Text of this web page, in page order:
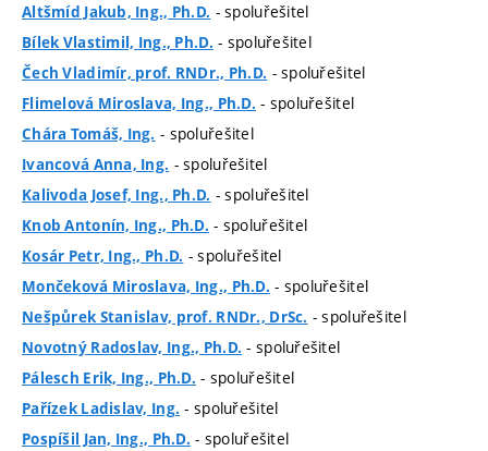
Altšmíd Jakub, Ing., Ph.D. - spoluřešitel
Bílek Vlastimil, Ing., Ph.D. - spoluřešitel
Čech Vladimír, prof. RNDr., Ph.D. - spoluřešitel
Flimelová Miroslava, Ing., Ph.D. - spoluřešitel
Chára Tomáš, Ing. - spoluřešitel
Ivancová Anna, Ing. - spoluřešitel
Kalivoda Josef, Ing., Ph.D. - spoluřešitel
Knob Antonín, Ing., Ph.D. - spoluřešitel
Kosár Petr, Ing., Ph.D. - spoluřešitel
Mončeková Miroslava, Ing., Ph.D. - spoluřešitel
Nešpůrek Stanislav, prof. RNDr., DrSc. - spoluřešitel
Novotný Radoslav, Ing., Ph.D. - spoluřešitel
Pálesch Erik, Ing., Ph.D. - spoluřešitel
Pařízek Ladislav, Ing. - spoluřešitel
Pospíšil Jan, Ing., Ph.D. - spoluřešitel